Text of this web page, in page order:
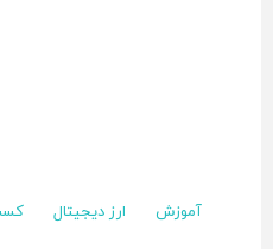
آموزش ارز دیجیتال